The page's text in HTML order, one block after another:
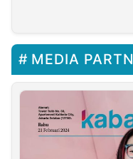
MEDIA